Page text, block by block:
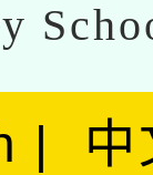
中